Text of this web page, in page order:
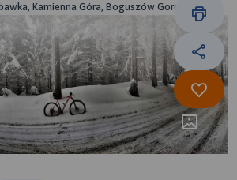
Kamienna Góra, Boguszów Gorce